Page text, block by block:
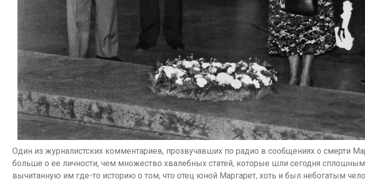
Один из журналистских комментариев, прозвучавших по радио в сообщениях о смерти
больше о ее личности, чем множество хвалебных статей, которые шли сегодня сплошным
вычитанную им где-то историю о том, что отец юной Маргарет, хоть и был небогатым